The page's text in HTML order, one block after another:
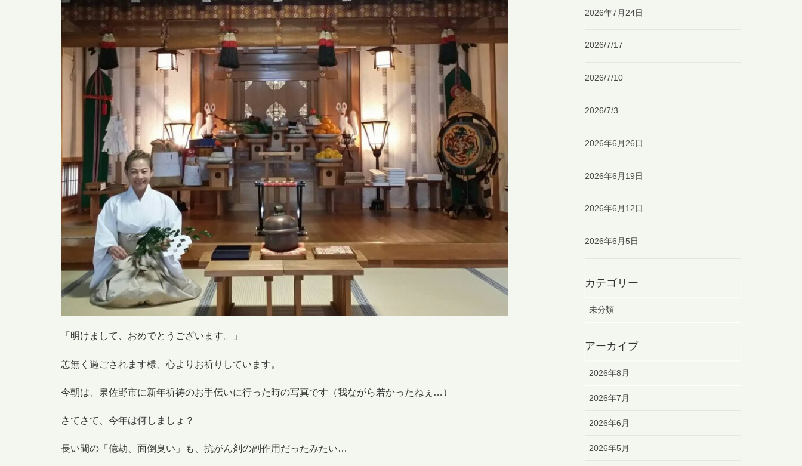
「明けまして、おめでとうございます。」
恙無く過ごされます様、心よりお祈りしています。
今朝は、泉佐野市に新年祈祷のお手伝いに行った時の写真です（我ながら若かったねぇ…）
さてさて、今年は何しましょ？
長い間の「億劫、面倒臭い」も、抗がん剤の副作用だったみたい…
2026年7月24日
2026/7/17
2026/7/10
2026/7/3
2026年6月26日
2026年6月19日
2026年6月12日
2026年6月5日
カテゴリー
未分類
アーカイブ
2026年8月
2026年7月
2026年6月
2026年5月